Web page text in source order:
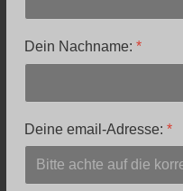
Dein Nachname: *
Deine email-Adresse: *